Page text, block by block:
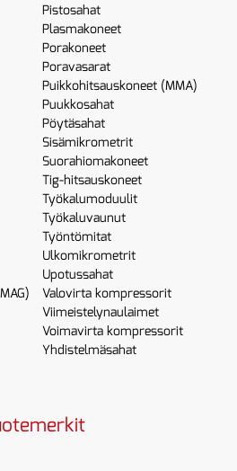
Pistosahat
Plasmakoneet
Porakoneet
Poravasarat
Puikkohitsauskoneet (MMA)
Puukkosahat
Pöytäsahat
Sisämikrometrit
Suorahiomakoneet
Tig-hitsauskoneet
Työkalumoduulit
Työkaluvaunut
Työntömitat
Ulkomikrometrit
Upotussahat
Valovirta kompressorit
Viimeistelynaulaimet
Voimavirta kompressorit
Yhdistelmäsahat